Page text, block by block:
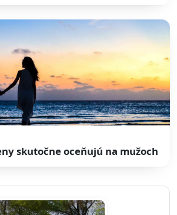
skutočne oceňujú na mužoch